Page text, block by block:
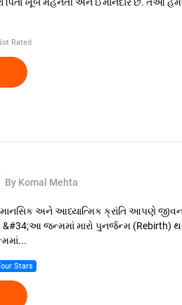
Rated
By Komal Mehta
અને આધ્યાત્મિક ક્રાંતિ આપણે
જન્મમાં મારો પુનર્જન્મ (Rebirth)
Stars